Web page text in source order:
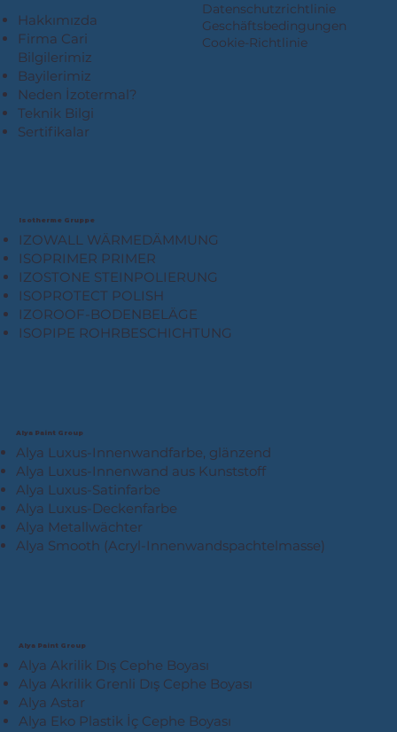
Hakkımızda
Firma Cari
Bilgilerimiz
Bayilerimiz
Neden İzotermal?
Teknik Bilgi
Sertifikalar
Isotherme Gruppe
IZOWALL WÄRMEDÄMMUNG
ISOPRIMER PRIMER
IZOSTONE STEINPOLIERUNG
ISOPROTECT POLISH
IZOROOF-BODENBELÄGE
ISOPIPE ROHRBESCHICHTUNG
Alya Paint Group
Alya Akrilik Dış Cephe Boyası
Alya Akrilik Grenli Dış Cephe Boyası
Alya Astar
Alya Eko Plastik İç Cephe Boyası
Alya Paint Group
Alya Luxus-Innenwandfarbe, glänzend
Alya Luxus-Innenwand aus Kunststoff
Alya Luxus-Satinfarbe
Alya Luxus-Deckenfarbe
Alya Metallwächter
Alya Smooth (Acryl-Innenwandspachtelmasse)
Datenschutzrichtlinie
Geschäftsbedingungen
Cookie-Richtlinie